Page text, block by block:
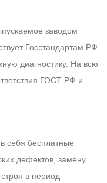
заводом
Госстандартам РФ
диагностику. На всю
ГОСТ РФ и
себя бесплатные
дефектов, замену
в период